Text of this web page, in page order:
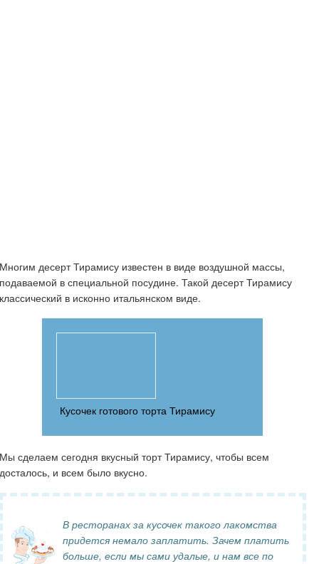
Многим десерт Тирамису известен в виде воздушной массы,
подаваемой в специальной посудине. Такой десерт Тирамису
классический в исконно итальянском виде.
Кусочек готового торта Тирамису
Мы сделаем сегодня вкусный торт Тирамису, чтобы всем
досталось, и всем было вкусно.
В ресторанах за кусочек такого лакомства
придется немало заплатить. Зачем платить
больше, если мы сами удалые, и нам все по